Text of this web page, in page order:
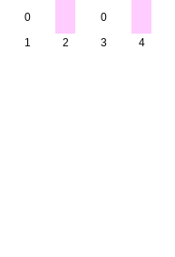
0
1
2
0
3
4